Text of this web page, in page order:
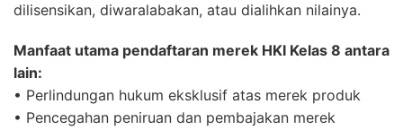
dilisensikan, diwaralabakan, atau dialihkan nilainya.
Manfaat utama pendaftaran merek HKI Kelas 8 antara
lain:
• Perlindungan hukum eksklusif atas merek produk
• Pencegahan peniruan dan pembajakan merek